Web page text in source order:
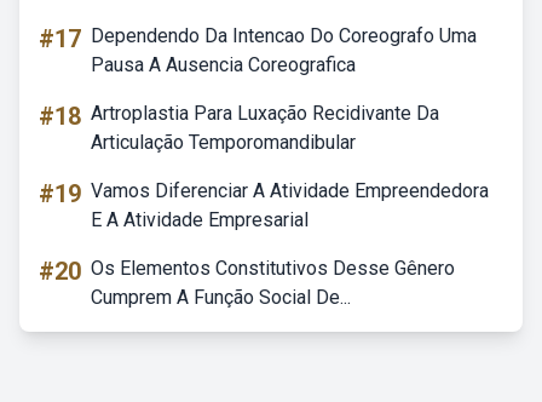
#17 Dependendo Da Intencao Do Coreografo Uma
Pausa A Ausencia Coreografica
#18 Artroplastia Para Luxação Recidivante Da
Articulação Temporomandibular
#19 Vamos Diferenciar A Atividade Empreendedora
E A Atividade Empresarial
#20 Os Elementos Constitutivos Desse Gênero
Cumprem A Função Social De...